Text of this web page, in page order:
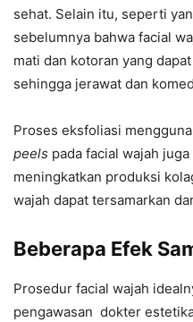
sehat. Selain itu, seperti
sebelumnya bahwa facial
mati dan kotoran yang
sehingga jerawat dan
Proses eksfoliasi
peels pada facial wajah
meningkatkan produksi
wajah dapat tersamarkan
Beberapa Efek
Prosedur facial wajah
pengawasan dokter